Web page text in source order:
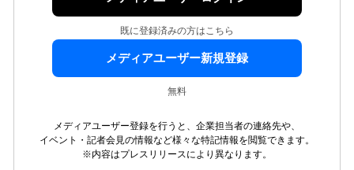
既に登録済みの方はこちら
メディアユーザー新規登録
無料
メディアユーザー登録を行うと、企業担当者の連絡先や、
イベント・記者会見の情報など様々な特記情報を閲覧できます。
※内容はプレスリリースにより異なります。